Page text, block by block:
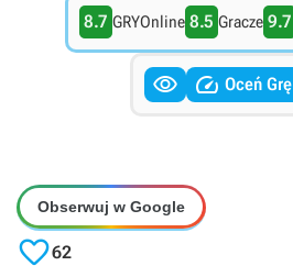
8.7 GRYOnline 8.5 Gracze 9.7
  Oceń Grę
Obserwuj w Google
62